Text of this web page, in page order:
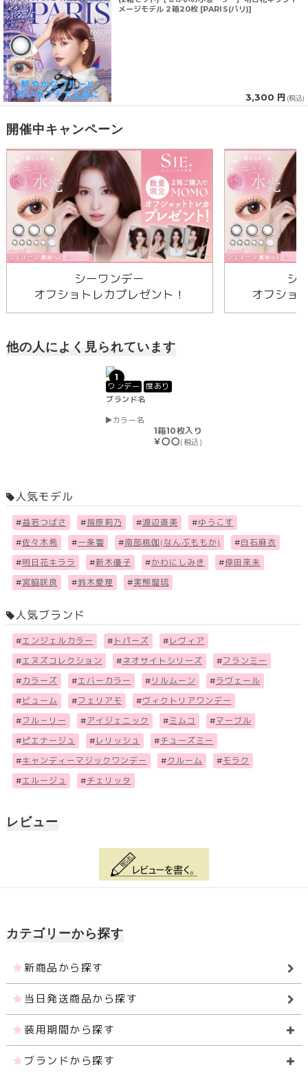
メージモデル 2箱20枚 [PARIS(パリ)]
3,300 円 (税込)
開催中キャンペーン
シーワンデー
オフショトレカプレゼント！
シ
オフショ
他の人によく見られています
1
ワンデー
度あり
ブランド名
カラー名
1箱10枚入り
￥〇〇(税込)
人気モデル
#益若つばさ #指原莉乃 #渡辺直美 #ゆうこす
#佐々木希 #一条響 #南部桃伽(なんぶももか) #白石麻衣
#明日花キララ #新木優子 #かわにしみき #倖田來未
#宮脇咲良 #鈴木愛理 #実熊瑠琉
人気ブランド
#エンジェルカラー # トパーズ # レヴィア
#エヌズコレクション #ネオサイトシリーズ #フランミー
# カラーズ #エバーカラー # リルムーン #ラヴェール
# ビューム #フェリアモ #ヴィクトリアワンデー
#フル－リー #アイジェニック #ミムコ #マーブル
# ピエナージュ # レリッシュ #チューズミー
#キャンディーマジックワンデー #クルーム #モラク
#エルージュ #チェリッタ
レビュー
カテゴリーから探す
新商品から探す
当日発送商品から探す
装用期間から探す
ブランドから探す